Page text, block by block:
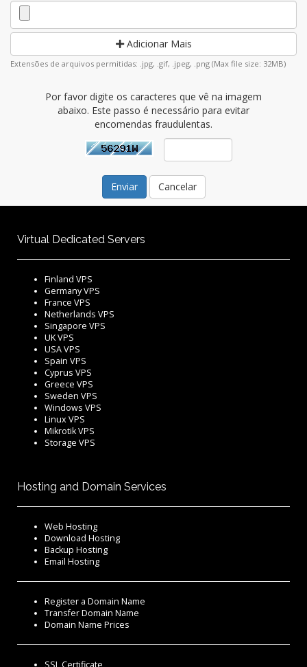
Adicionar Mais
Extensões de arquivos permitidas: .jpg, .gif, .jpeg, .png (Max file size: 32MB)
Por favor digite os caracteres que vê na imagem
abaixo. Este passo é necessário para evitar
encomendas fraudulentas.
Cancelar
Virtual Dedicated Servers
Finland VPS
Germany VPS
France VPS
Netherlands VPS
Singapore VPS
UK VPS
USA VPS
Spain VPS
Cyprus VPS
Greece VPS
Sweden VPS
Windows VPS
Linux VPS
Mikrotik VPS
Storage VPS
Hosting and Domain Services
Web Hosting
Download Hosting
Backup Hosting
Email Hosting
Register a Domain Name
Transfer Domain Name
Domain Name Prices